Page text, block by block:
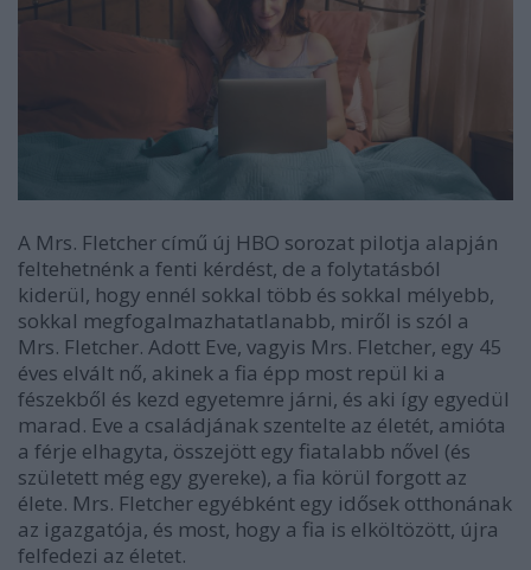
A Mrs. Fletcher című új HBO sorozat pilotja alapján
feltehetnénk a fenti kérdést, de a folytatásból
kiderül, hogy ennél sokkal több és sokkal mélyebb,
sokkal megfogalmazhatatlanabb, miről is szól a
Mrs. Fletcher. Adott Eve, vagyis Mrs. Fletcher, egy 45
éves elvált nő, akinek a fia épp most repül ki a
fészekből és kezd egyetemre járni, és aki így egyedül
marad. Eve a családjának szentelte az életét, amióta
a férje elhagyta, összejött egy fiatalabb nővel (és
született még egy gyereke), a fia körül forgott az
élete. Mrs. Fletcher egyébként egy idősek otthonának
az igazgatója, és most, hogy a fia is elköltözött, újra
felfedezi az életet.